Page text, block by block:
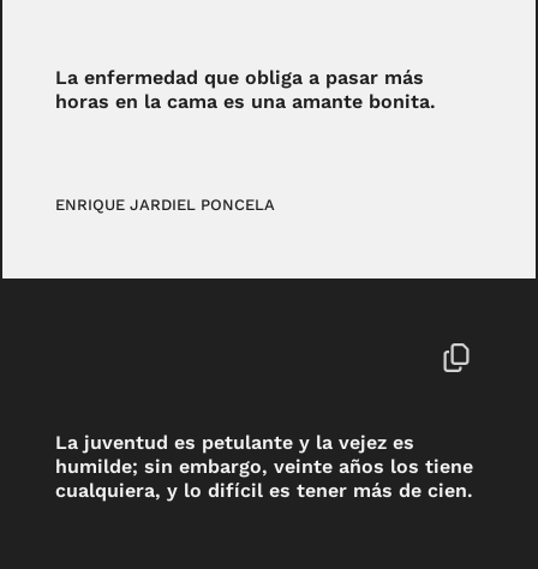
La enfermedad que obliga a pasar más
horas en la cama es una amante bonita.
ENRIQUE JARDIEL PONCELA
La juventud es petulante y la vejez es
humilde; sin embargo, veinte años los tiene
cualquiera, y lo difícil es tener más de cien.